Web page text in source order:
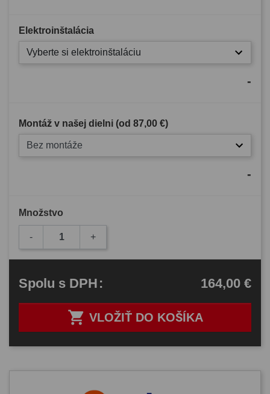
Elektroinštalácia
Vyberte si elektroinštaláciu
-
Montáž v našej dielni (od 87,00 €)
Bez montáže
-
Množstvo
- +
 VLOŽIŤ DO KOŠÍKA
Spolu s DPH: 164,00 €